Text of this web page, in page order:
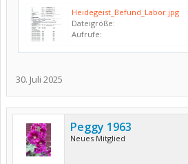
Heidegeist_Befund_Labor.jpg
Dateigröße:
Aufrufe:
30. Juli 2025
Peggy 1963
Neues Mitglied